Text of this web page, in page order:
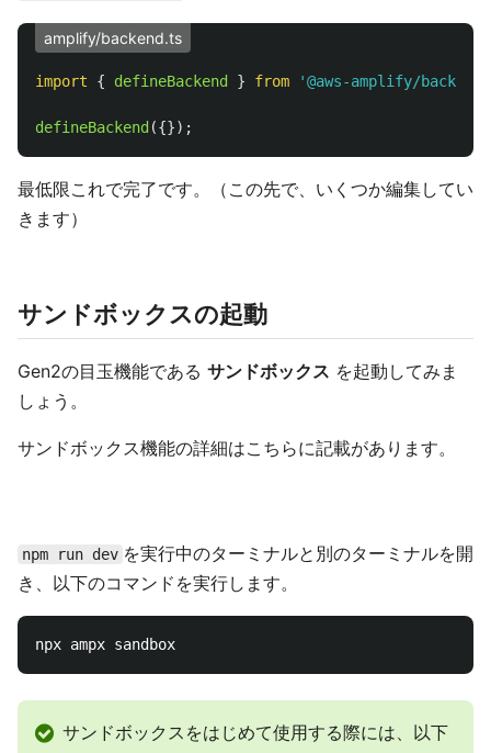
amplify/backend.ts
import { defineBackend } from '@aws-amplify/backend
defineBackend ({});
最低限これで完了です。（この先で、いくつか編集してい
きます）
サンドボックスの起動
Gen2の目玉機能である サンドボックス を起動してみま
しょう。
サンドボックス機能の詳細はこちらに記載があります。
npm run dev を実行中のターミナルと別のターミナルを開
き、以下のコマンドを実行します。
サンドボックスをはじめて使用する際には、以下